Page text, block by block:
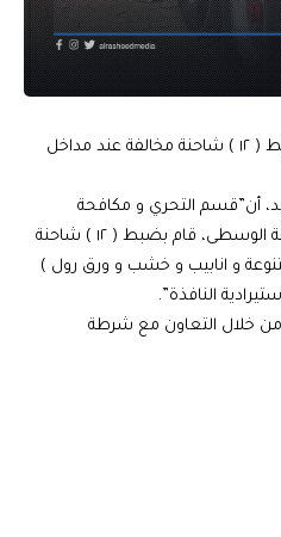
أعلنت الهيئة العامة للكمارك، ضبط ( ١٢ ) شاحنة مخالفة عند مداخل
أن”قسم التحري و مكافحة
التهريب في مديرية كمرك المنطقة الوسطى، قام بضبط ( ١٢ ) شاحنة
و انابيب و خشب و ورق رول )
النافذة”.
خلال التعاون مع شرطة